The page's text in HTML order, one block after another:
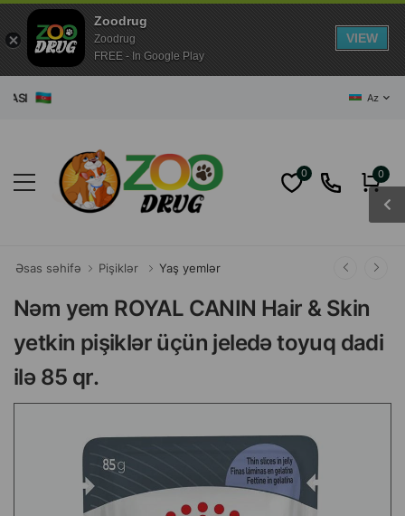
Az
0 0
Əsas səhifə Pişiklər Yaş yemlər
Nəm yem ROYAL CANIN Hair & Skin
yetkin pişiklər üçün jeledə toyuq dadi
ilə 85 qr.
Zoodrug
Zoodrug
FREE - In Google Play
VIEW